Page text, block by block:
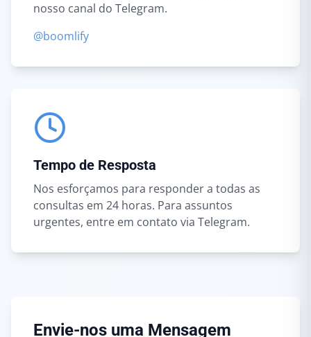
nosso canal do Telegram.
@boomlify
Tempo de Resposta
Nos esforçamos para responder a todas as
consultas em 24 horas. Para assuntos
urgentes, entre em contato via Telegram.
Envie-nos uma Mensagem